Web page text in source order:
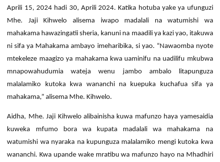
Aprili 15, 2024 hadi 30, Aprili 2024. Katika hotuba yake ya ufunguzi
Mhe. Jaji Kihwelo alisema iwapo madalali na watumishi wa
mahakama hawazingatii sheria, kanuni na maadili ya kazi yao, itakuwa
ni sifa ya Mahakama ambayo imeharibika, si yao. “Nawaomba nyote
mtekeleze maagizo ya mahakama kwa uaminifu na uadilifu mkubwa
mnapowahudumia wateja wenu jambo ambalo litapunguza
malalamiko kutoka kwa wananchi na kuepuka kuchafua sifa ya
mahakama,” alisema Mhe. Kihwelo.
Aidha, Mhe. Jaji Kihwelo alibainisha kuwa mafunzo haya yamesaidia
kuweka mfumo bora wa kupata madalali wa mahakama na
watumishi wa nyaraka na kupunguza malalamiko mengi kutoka kwa
wananchi. Kwa upande wake mratibu wa mafunzo hayo na Mhadhiri